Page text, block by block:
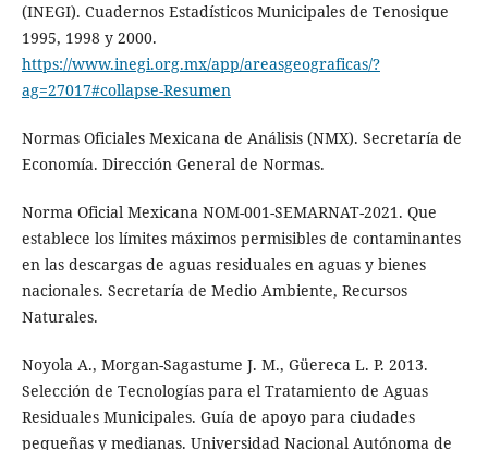
(INEGI). Cuadernos Estadísticos Municipales de Tenosique
1995, 1998 y 2000.
https://www.inegi.org.mx/app/areasgeograficas/?
ag=27017#collapse-Resumen
Normas Oficiales Mexicana de Análisis (NMX). Secretaría de
Economía. Dirección General de Normas.
Norma Oficial Mexicana NOM-001-SEMARNAT-2021. Que
establece los límites máximos permisibles de contaminantes
en las descargas de aguas residuales en aguas y bienes
nacionales. Secretaría de Medio Ambiente, Recursos
Naturales.
Noyola A., Morgan-Sagastume J. M., Güereca L. P. 2013.
Selección de Tecnologías para el Tratamiento de Aguas
Residuales Municipales. Guía de apoyo para ciudades
pequeñas y medianas. Universidad Nacional Autónoma de